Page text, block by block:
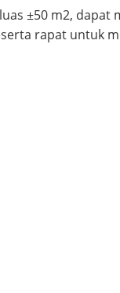
±50 m2, dapat
rapat untuk